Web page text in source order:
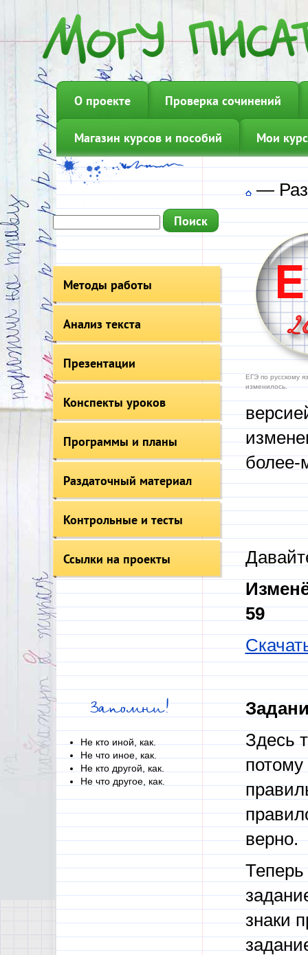
О проекте Проверка сочинений
Магазин курсов и пособий Мои
Методы работы
Анализ текста
Презентации
Конспекты уроков
Программы и планы
Раздаточный материал
Контрольные и тесты
Ссылки на проекты
Запомни!
Не кто иной, как.
Не что иное, как.
Не кто другой, как.
Не что другое, как.
—
ЕГЭ по русскому
изменилось.
более-
59
Здесь
потому
верно.
Теперь
знаки